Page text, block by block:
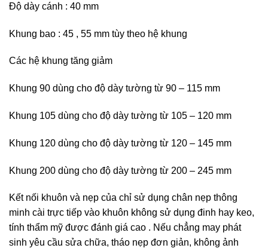
Độ dày cánh : 40 mm
Khung bao : 45 , 55 mm tùy theo hệ khung
Các hệ khung tăng giảm
Khung 90 dùng cho độ dày tường từ 90 – 115 mm
Khung 105 dùng cho độ dày tường từ 105 – 120 mm
Khung 120 dùng cho độ dày tường từ 120 – 145 mm
Khung 200 dùng cho độ dày tường từ 200 – 245 mm
Kết nối khuôn và nẹp của chỉ sử dụng chân nẹp thông
minh cài trực tiếp vào khuôn không sử dụng đinh hay keo,
tính thẩm mỹ được đánh giá cao . Nếu chẳng may phát
sinh yêu cầu sửa chữa, tháo nẹp đơn giản, không ảnh